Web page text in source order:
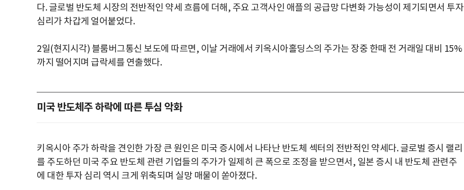
다. 글로벌 반도체 시장의 전반적인 약세 흐름에 더해, 주요 고객사인 애플의 공급망 다변화 가능성이 제기되면서 투자
심리가 차갑게 얼어붙었다.
2일(현지시각) 블룸버그통신 보도에 따르면, 이날 거래에서 키옥시아홀딩스의 주가는 장중 한때 전 거래일 대비 15%
까지 떨어지며 급락세를 연출했다.
미국 반도체주 하락에 따른 투심 악화
키옥시아 주가 하락을 견인한 가장 큰 원인은 미국 증시에서 나타난 반도체 섹터의 전반적인 약세다. 글로벌 증시 랠리
를 주도하던 미국 주요 반도체 관련 기업들의 주가가 일제히 큰 폭으로 조정을 받으면서, 일본 증시 내 반도체 관련주
에 대한 투자 심리 역시 크게 위축되며 실망 매물이 쏟아졌다.